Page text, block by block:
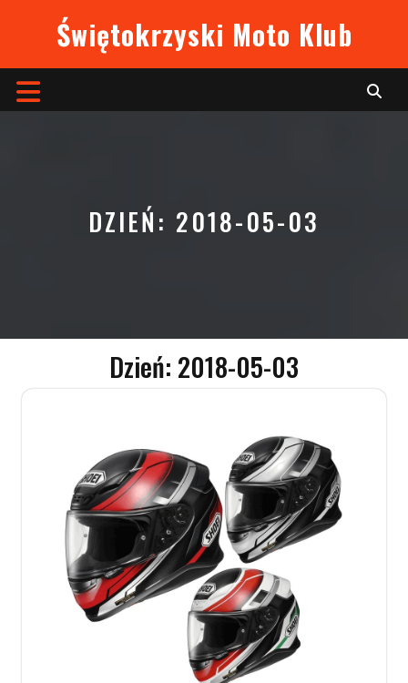
Świętokrzyski Moto Klub
Open
DZIEŃ: 2018-05-03
Dzień: 2018-05-03